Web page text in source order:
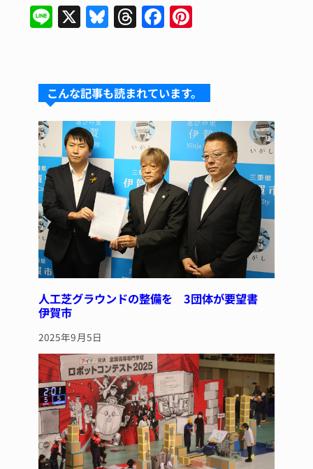
Li
n
X Bl
u
s
k
y
T
hr
a
d
s
F
a
e
b
o
o
k
re
st
こんな記事も読まれています。
人工芝グラウンドの整備を 3団体が要望書
伊賀市
2025年9月5日